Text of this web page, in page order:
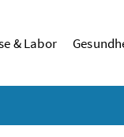
& Labor